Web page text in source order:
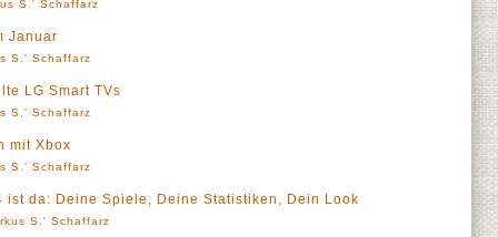
S.' Schaffarz
Januar
S.' Schaffarz
LG Smart TVs
S.' Schaffarz
mit Xbox
S.' Schaffarz
ist da: Deine Spiele, Deine Statistiken, Dein Look
S.' Schaffarz